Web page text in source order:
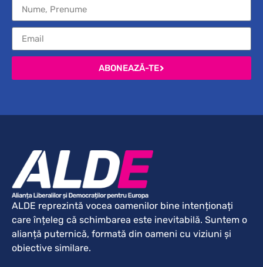
ABONEAZĂ-TE
ALDE reprezintă vocea oamenilor bine intenționați
care înțeleg că schimbarea este inevitabilă. Suntem o
alianță puternică, formată din oameni cu viziuni și
obiective similare.